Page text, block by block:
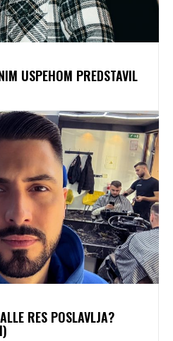
USPEHOM PREDSTAVIL
RES POSLAVLJA?